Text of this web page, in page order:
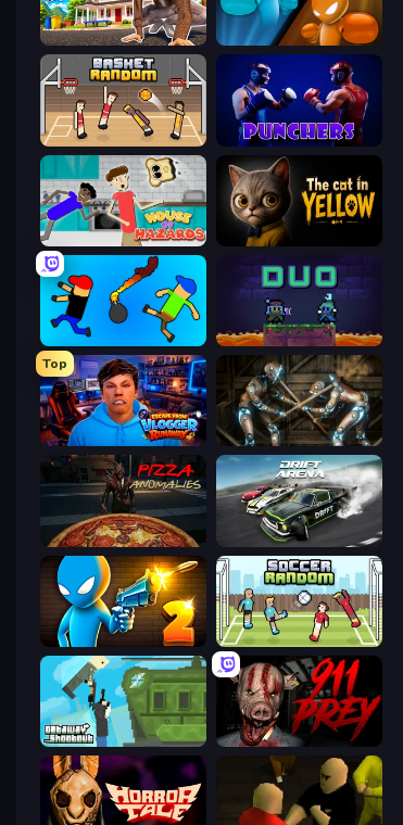
I Am Quadrober! Drunken Boxing
Basket Random Punchers
House of Hazards The Cat in Yellow
Mini-Caps: Bombs Duo
Top
Escape from Vlogger: Runaway Striker Dummies
Pizza Anomalies Drift Arena
Drunken Duel 2 Soccer Random
Getaway Shootout 911: Prey